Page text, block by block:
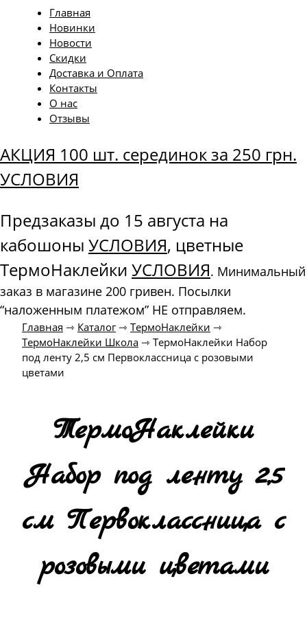
Главная
Новинки
Новости
Скидки
Доставка и Оплата
Контакты
О нас
Отзывы
АКЦИЯ 100 шт. серединок за 250 грн.
УСЛОВИЯ
Предзаказы до 15 августа на
кабошоны УСЛОВИЯ, цветные
ТермоНаклейки УСЛОВИЯ. Минимальный
заказ в магазине 200 гривен. Посылки
“наложенным платежом” НЕ отправляем.
Главная ⇾ Каталог⇾ ТермоНаклейки ⇾
ТермоНаклейки Школа ⇾ ТермоНаклейки Набор
под ленту 2,5 см Первоклассница с розовыми
цветами
ТермоНаклейки
Набор под ленту 2,5
см Первоклассница с
розовыми цветами